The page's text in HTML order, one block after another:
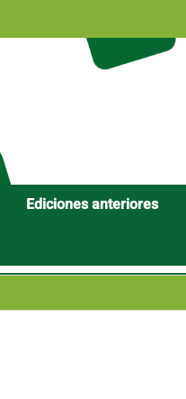
Ediciones anteriores